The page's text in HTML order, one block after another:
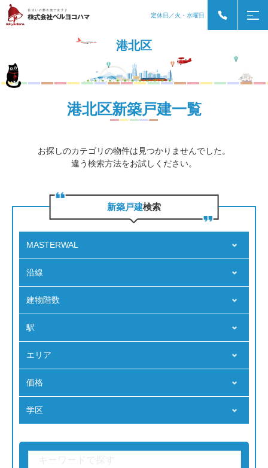
定休日／火・水曜日
港北区
港北区新築戸建一覧
お探しのカテゴリの物件は見つかりませんでした。
違う検索方法をお試しください。
新築戸建検索
MASTERWAL
沿線
建物階数
駅
エリア
価格
学区